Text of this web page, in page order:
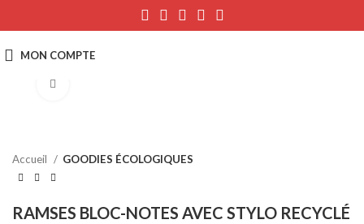
Accueil GOODIES ÉCOLOGIQUES
RAMSES BLOC-NOTES AVEC STYLO RECYCLÉ